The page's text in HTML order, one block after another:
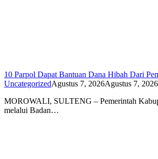
10 Parpol Dapat Bantuan Dana Hibah Dari
UncategorizedAgustus 7, 2026Agustus 7, 2026
MOROWALI, SULTENG – Pemerintah
melalui Badan…